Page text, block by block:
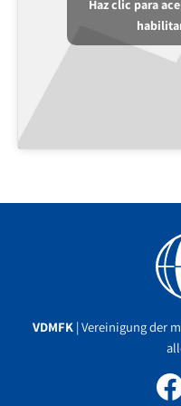
Haz clic para
VDMFK | Vereinigung der